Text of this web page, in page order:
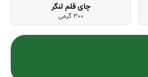
چای قلم لنگر
300 گرمی